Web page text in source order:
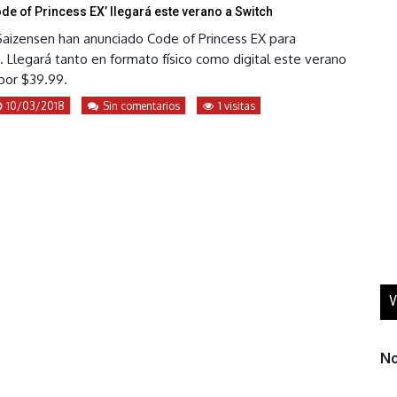
of Princess EX’ llegará este verano a Switch
han anunciado Code of Princess EX para
Llegará tanto en formato físico como digital este verano
$39.99.
10/03/2018 Sin comentarios 1 visitas